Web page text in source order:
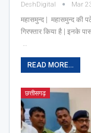
DeshDigital Mar
महासमुन्द | महासमुन्द की
गिरफ्तार किया है | इनके
…
READ MORE...
छत्तीसगढ़